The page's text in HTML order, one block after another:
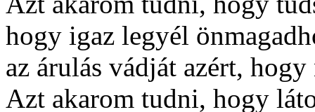
hogy igaz legyél
az árulás vádját azért,
Azt akarom tudni, hogy